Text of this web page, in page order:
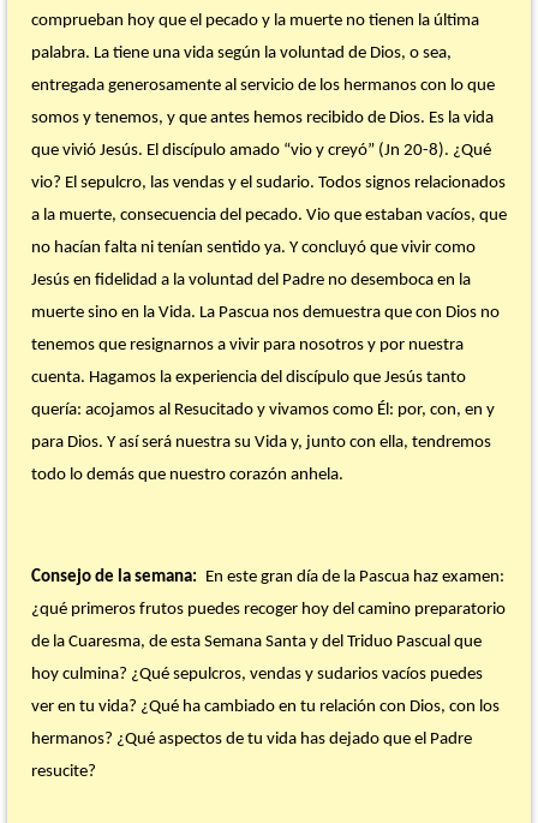
comprueban hoy que el pecado y la muerte no tienen la última
palabra. La tiene una vida según la voluntad de Dios, o sea,
entregada generosamente al servicio de los hermanos con lo que
somos y tenemos, y que antes hemos recibido de Dios. Es la vida
que vivió Jesús. El discípulo amado “vio y creyó” (Jn 20-8). ¿Qué
vio? El sepulcro, las vendas y el sudario. Todos signos relacionados
a la muerte, consecuencia del pecado. Vio que estaban vacíos, que
no hacían falta ni tenían sentido ya. Y concluyó que vivir como
Jesús en fidelidad a la voluntad del Padre no desemboca en la
muerte sino en la Vida. La Pascua nos demuestra que con Dios no
tenemos que resignarnos a vivir para nosotros y por nuestra
cuenta. Hagamos la experiencia del discípulo que Jesús tanto
quería: acojamos al Resucitado y vivamos como Él: por, con, en y
para Dios. Y así será nuestra su Vida y, junto con ella, tendremos
todo lo demás que nuestro corazón anhela.
Consejo de la semana: En este gran día de la Pascua haz examen:
¿qué primeros frutos puedes recoger hoy del camino preparatorio
de la Cuaresma, de esta Semana Santa y del Triduo Pascual que
hoy culmina? ¿Qué sepulcros, vendas y sudarios vacíos puedes
ver en tu vida? ¿Qué ha cambiado en tu relación con Dios, con los
hermanos? ¿Qué aspectos de tu vida has dejado que el Padre
resucite?